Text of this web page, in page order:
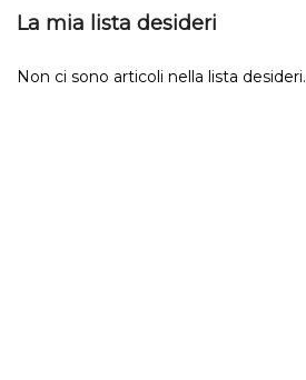
La mia lista desideri
Non ci sono articoli nella lista desideri.